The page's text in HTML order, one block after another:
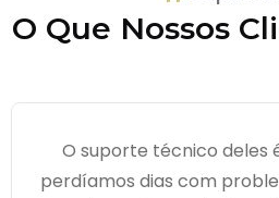
O Que Nossos
O suporte técnico deles
perdíamos dias com